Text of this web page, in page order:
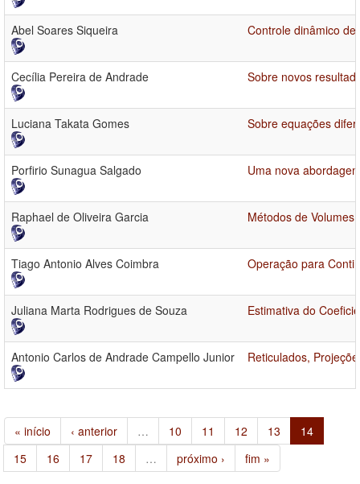
Abel Soares Siqueira Controle dinâmico
Cecília Pereira de Andrade Sobre novos
Luciana Takata Gomes Sobre equações
Porfirio Sunagua Salgado Uma nova
Raphael de Oliveira Garcia Métodos de
Tiago Antonio Alves Coimbra Operação para
Juliana Marta Rodrigues de Souza Estimativa do
Antonio Carlos de Andrade Campello Junior Reticulados,
« início ‹ anterior … 10 11 12 13
14
15
16 17 18 … próximo › fim »